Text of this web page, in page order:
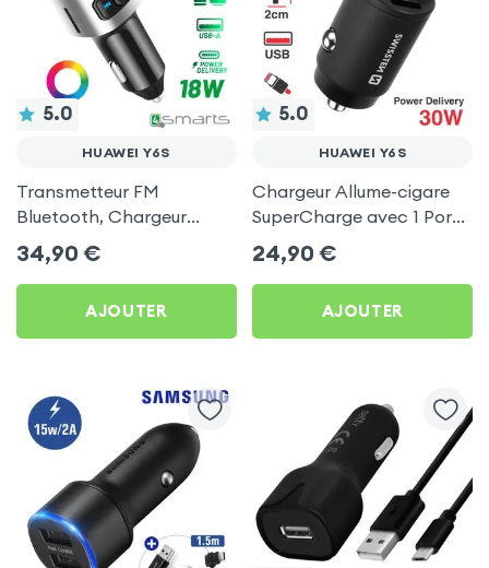
5.0
HUAWEI Y6S
Transmetteur FM
Bluetooth, Chargeur
Allume-Cigare USB / USB-
C, Kit Main Libre
Multifonction - 4smarts
34,90 €
AJOUTER
5.0
HUAWEI Y6S
Chargeur Allume-cigare
SuperCharge avec 1 Ports
USB et 1 Port USB-C - Noir
pour Huawei Y6S
24,90 €
AJOUTER